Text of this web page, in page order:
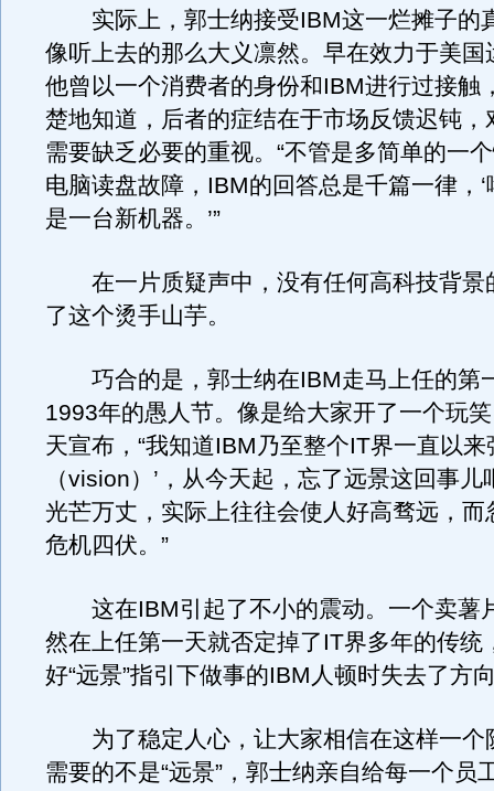
实际上，郭士纳接受IBM这一烂摊子的
像听上去的那么大义凛然。早在效力于美国
他曾以一个消费者的身份和IBM进行过接触
楚地知道，后者的症结在于市场反馈迟钝，
需要缺乏必要的重视。“不管是多简单的一
电脑读盘故障，IBM的回答总是千篇一律，
是一台新机器。’”
在一片质疑声中，没有任何高科技背景
了这个烫手山芋。
巧合的是，郭士纳在IBM走马上任的第
1993年的愚人节。像是给大家开了一个玩
天宣布，“我知道IBM乃至整个IT界一直以来
（vision）’，从今天起，忘了远景这回事
光芒万丈，实际上往往会使人好高骛远，而
危机四伏。”
这在IBM引起了不小的震动。一个卖薯
然在上任第一天就否定掉了IT界多年的传统
好“远景”指引下做事的IBM人顿时失去了方
为了稳定人心，让大家相信在这样一个
需要的不是“远景”，郭士纳亲自给每一个员